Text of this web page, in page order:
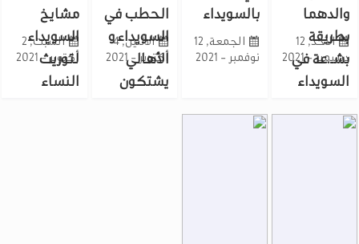
والدهما
بطريقة
بشـ.عة في
السويداء
الأحد, 12
ديسمبر - 2021
بالسويداء
الجمعة, 12
نوفمبر - 2021
الحطب في
السويداء و
الأهالي
يشتكون
الاثنين, 4
أكتوبر - 2021
مشايخ
السويداء
لتوريث
النساء
السبت, 2
أكتوبر - 2021